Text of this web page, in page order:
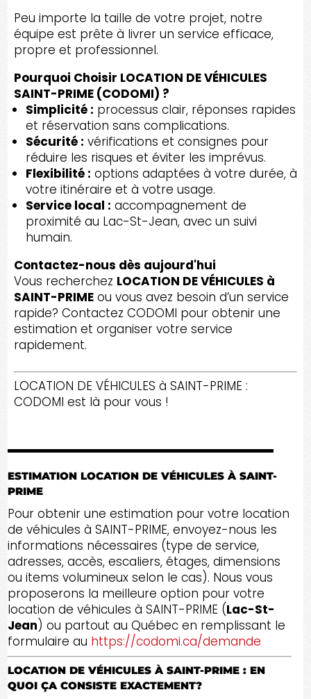
Peu importe la taille de votre projet, notre
équipe est prête à livrer un service efficace,
propre et professionnel.
Pourquoi Choisir LOCATION DE VÉHICULES
SAINT-PRIME (CODOMI) ?
Simplicité : processus clair, réponses rapides
et réservation sans complications.
Sécurité : vérifications et consignes pour
réduire les risques et éviter les imprévus.
Flexibilité : options adaptées à votre durée, à
votre itinéraire et à votre usage.
Service local : accompagnement de
proximité au Lac-St-Jean, avec un suivi
humain.
Contactez-nous dès aujourd'hui
Vous recherchez LOCATION DE VÉHICULES à
SAINT-PRIMEou vous avez besoin d’un service
rapide? Contactez CODOMI pour obtenir une
estimation et organiser votre service
rapidement.
LOCATION DE VÉHICULES à SAINT-PRIME :
CODOMI est là pour vous !
ESTIMATION LOCATION DE VÉHICULES À SAINT-
PRIME
Pour obtenir une estimation pour votre location
de véhicules à SAINT-PRIME, envoyez-nous les
informations nécessaires (type de service,
adresses, accès, escaliers, étages, dimensions
ou items volumineux selon le cas). Nous vous
proposerons la meilleure option pour votre
location de véhicules à SAINT-PRIME (Lac-St-
Jean) ou partout au Québec en remplissant le
formulaire au https://codomi.ca/demande
LOCATION DE VÉHICULES À SAINT-PRIME : EN
QUOI ÇA CONSISTE EXACTEMENT?